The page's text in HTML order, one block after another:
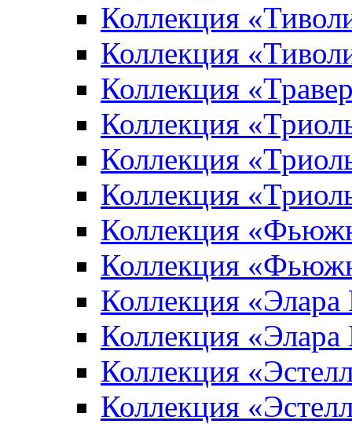
Коллекция
Коллекция
Коллекция
Коллекция
Коллекция
Коллекция
Коллекция
Коллекция
Коллекция «Элара
Коллекция «Элара
Коллекция
Коллекция